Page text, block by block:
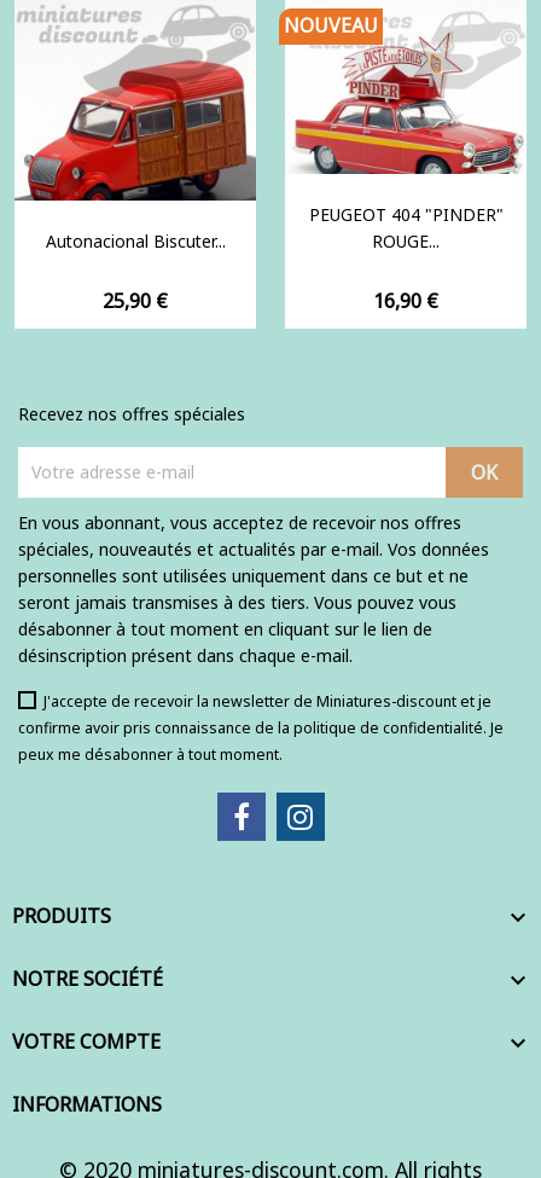
Autonacional Biscuter...
Prix
25,90 €
PEUGEOT 404 "PINDER"
ROUGE...
Prix
16,90 €
NOUVEAU
Recevez nos offres spéciales
En vous abonnant, vous acceptez de recevoir nos offres
spéciales, nouveautés et actualités par e-mail. Vos données
personnelles sont utilisées uniquement dans ce but et ne
seront jamais transmises à des tiers. Vous pouvez vous
désabonner à tout moment en cliquant sur le lien de
désinscription présent dans chaque e-mail.
J'accepte de recevoir la newsletter de Miniatures-discount et je
confirme avoir pris connaissance de la politique de confidentialité. Je
peux me désabonner à tout moment.
PRODUITS 
NOTRE SOCIÉTÉ 
VOTRE COMPTE 
INFORMATIONS
© 2020 miniatures-discount.com. All rights